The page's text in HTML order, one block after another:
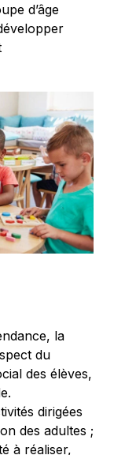
d’âge
la
du
des élèves,
dirigées
des adultes ;
à réaliser,